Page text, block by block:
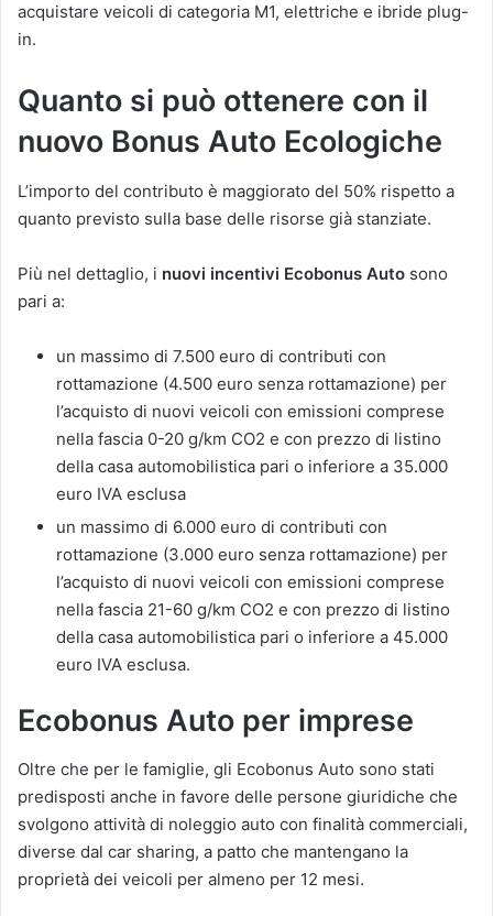
acquistare veicoli di categoria M1, elettriche e ibride plug-
in.
Quanto si può ottenere con il
nuovo Bonus Auto Ecologiche
L’importo del contributo è maggiorato del 50% rispetto a
quanto previsto sulla base delle risorse già stanziate.
Più nel dettaglio, i nuovi incentivi Ecobonus Auto sono
pari a:
un massimo di 7.500 euro di contributi con
rottamazione (4.500 euro senza rottamazione) per
l’acquisto di nuovi veicoli con emissioni comprese
nella fascia 0-20 g/km CO2 e con prezzo di listino
della casa automobilistica pari o inferiore a 35.000
euro IVA esclusa
un massimo di 6.000 euro di contributi con
rottamazione (3.000 euro senza rottamazione) per
l’acquisto di nuovi veicoli con emissioni comprese
nella fascia 21-60 g/km CO2 e con prezzo di listino
della casa automobilistica pari o inferiore a 45.000
euro IVA esclusa.
Ecobonus Auto per imprese
Oltre che per le famiglie, gli Ecobonus Auto sono stati
predisposti anche in favore delle persone giuridiche che
svolgono attività di noleggio auto con finalità commerciali,
diverse dal car sharing, a patto che mantengano la
proprietà dei veicoli per almeno per 12 mesi.